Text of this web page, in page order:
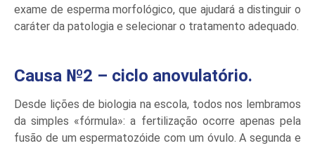
exame de esperma morfológico, que ajudará a distinguir o
caráter da patologia e selecionar o tratamento adequado.
Causa №2 – ciclo anovulatório.
Desde lições de biologia na escola, todos nos lembramos
da simples «fórmula»: a fertilização ocorre apenas pela
fusão de um espermatozóide com um óvulo. A segunda e